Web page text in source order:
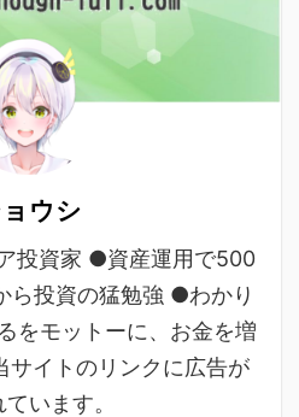
ウシ
投資家 ●資産運用で500
投資の猛勉強 ●わかり
をモットーに、お金を増
サイトのリンクに広告が
います。